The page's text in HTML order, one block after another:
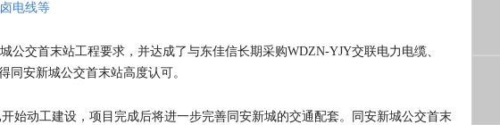
电线等
公交首末站工程要求，并达成了与东佳信长期采购WDZN-YJY交联电力电缆、
同安新城公交首末站高度认可。
始动工建设，项目完成后将进一步完善同安新城的交通配套。同安新城公交首末